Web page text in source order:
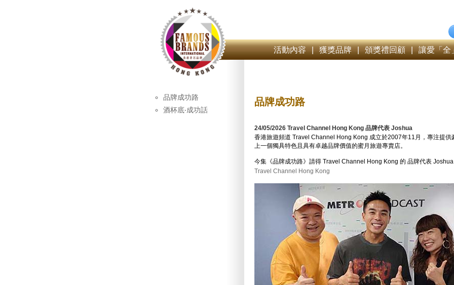
活動內容 | 獲獎品牌 | 頒獎禮回顧 | 讓愛「全
品牌成功路
酒杯底‧成功話
品牌成功路
24/05/2026 Travel Channel Hong Kong 品牌代表 Joshua
香港旅遊頻道 Travel Channel Hong Kong 成立於2007年11月，專注提供
上一個獨具特色且具有卓越品牌價值的蜜月旅遊專賣店。
今集《品牌成功路》請得 Travel Channel Hong Kong 的 品牌代表 Joshua
Travel Channel Hong Kong